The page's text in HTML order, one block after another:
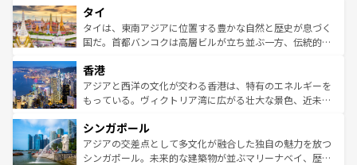
リティに包まれながら、韓国の多彩な魅力を心ゆくまで味
わってみてほしい。 なお、新着の韓国情報はコンテンツ一
覧を参照してほしい。
急速な発展と共に伝統が息づく。ハノイの古い町並みやホ
ーチミン市のフランス統治時代の建物も、独特の雰囲気を
醸し出している。また、バラエティの豊かさとおいしさで
とつ。フォーやバインミー、ベトナムコーヒーなどは、ぜ
ひ現地で味わいたい。どの地域を訪れてもあたたかい人々
が旅行者を迎えてくれるので、きっと忘れられない旅にな
参照してほしい。
タイ
タイは、東南アジアに位置する豊かな自然と歴史が息づく
国だ。首都バンコクは高層ビルが立ち並ぶ一方、伝統的な
の活気が交差している。北部ではチェンマイなどの山岳地
帯で自然と触れ合い、南部ではプーケットやクラビの美し
いビーチでリゾート気分を楽しむことができる。タイ料理
激する。気候は一年中温暖で、どの季節にも異なる楽しみ
が待っている。親しみやすいタイの人々、仏教を中心とし
た文化、そして多様な観光資源が、訪れる旅人を魅了し続
香港
アジアと西洋の文化が交わる香港は、特有のエネルギーを
もっている。ヴィクトリア湾に広がる壮大な景色、近未来
み、どこを訪れても感動するはず。観光スポットが密集し
ており、効率よく見どころを回れるのも魅力。息をのむよ
うな絶景から文化的な体験まで、香港を存分に楽しみ尽く
シンガポール
アジアの交差点として多文化が融合した独自の魅力を放つ
シンガポール。未来的な建築物が並ぶマリーナベイ、歴史